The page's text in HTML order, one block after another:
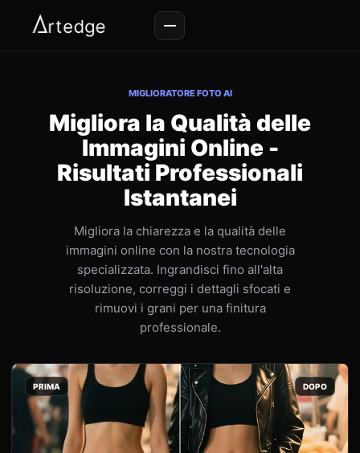
MIGLIORATORE FOTO AI
Migliora la Qualità delle
Immagini Online -
Risultati Professionali
Istantanei
Migliora la chiarezza e la qualità delle
immagini online con la nostra tecnologia
specializzata. Ingrandisci fino all'alta
risoluzione, correggi i dettagli sfocati e
rimuovi i grani per una finitura
professionale.
PRIMA DOPO